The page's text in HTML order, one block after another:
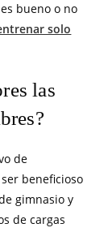
bueno o no
solo
las
de
beneficioso
gimnasio y
de cargas